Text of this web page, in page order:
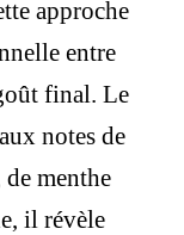
approche
entre
final. Le
notes de
menthe
il révèle